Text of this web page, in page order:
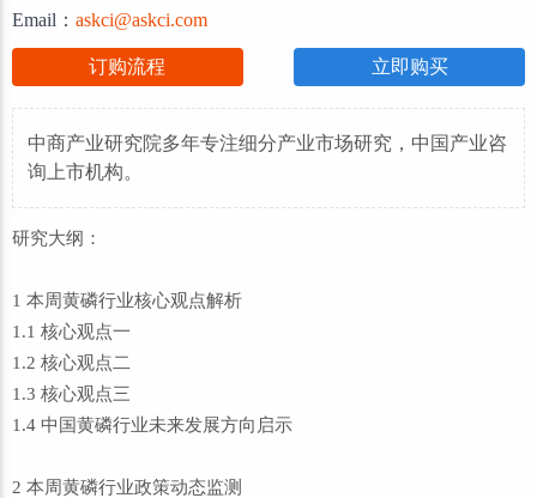
Email： askci@askci.com
订购流程 立即购买
中商产业研究院多年专注细分产业市场研究，中国产业咨
询上市机构。
研究大纲：
1 本周黄磷行业核心观点解析
1.1 核心观点一
1.2 核心观点二
1.3 核心观点三
1.4 中国黄磷行业未来发展方向启示
2 本周黄磷行业政策动态监测